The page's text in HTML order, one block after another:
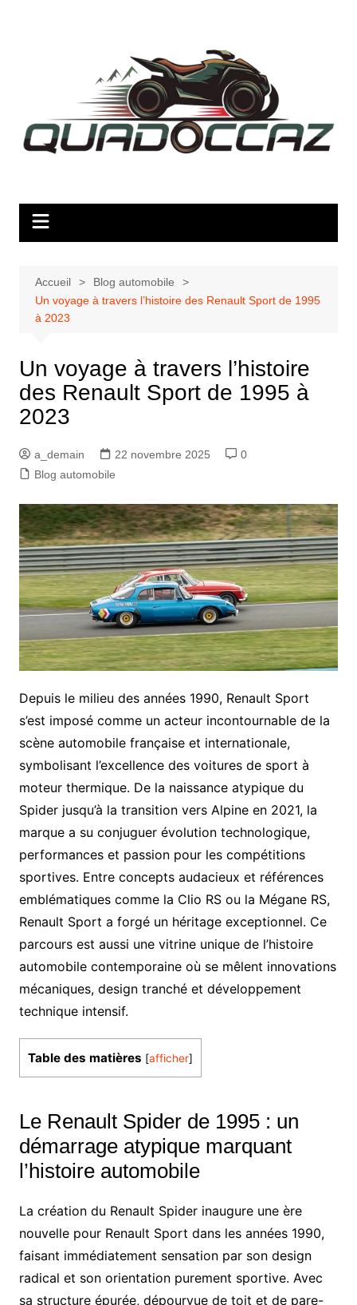
Accueil
Blog automobile
Un voyage à travers l’histoire des Renault Sport de 1995
à 2023
Un voyage à travers l’histoire
des Renault Sport de 1995 à
2023
a_demain 22 novembre 2025
0
Blog automobile
Depuis le milieu des années 1990, Renault Sport
s’est imposé comme un acteur incontournable de la
scène automobile française et internationale,
symbolisant l’excellence des voitures de sport à
moteur thermique. De la naissance atypique du
Spider jusqu’à la transition vers Alpine en 2021, la
marque a su conjuguer évolution technologique,
performances et passion pour les compétitions
sportives. Entre concepts audacieux et références
emblématiques comme la Clio RS ou la Mégane RS,
Renault Sport a forgé un héritage exceptionnel. Ce
parcours est aussi une vitrine unique de l’histoire
automobile contemporaine où se mêlent innovations
mécaniques, design tranché et développement
technique intensif.
Table des matières [afficher]
Le Renault Spider de 1995 : un
démarrage atypique marquant
l’histoire automobile
La création du Renault Spider inaugure une ère
nouvelle pour Renault Sport dans les années 1990,
faisant immédiatement sensation par son design
radical et son orientation purement sportive. Avec
sa structure épurée, dépourvue de toit et de pare-